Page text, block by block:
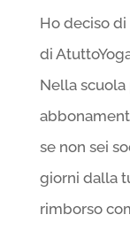
Ho deciso
di
Nella scuola
se non sei
giorni dalla
rimborso